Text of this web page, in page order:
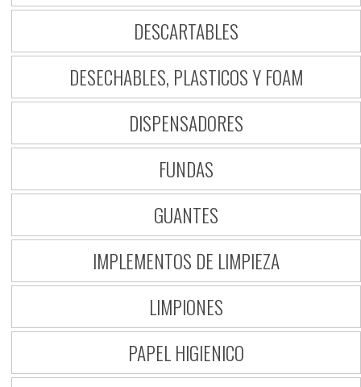
DESCARTABLES
DESECHABLES, PLASTICOS Y FOAM
DISPENSADORES
FUNDAS
GUANTES
IMPLEMENTOS DE LIMPIEZA
LIMPIONES
PAPEL HIGIENICO